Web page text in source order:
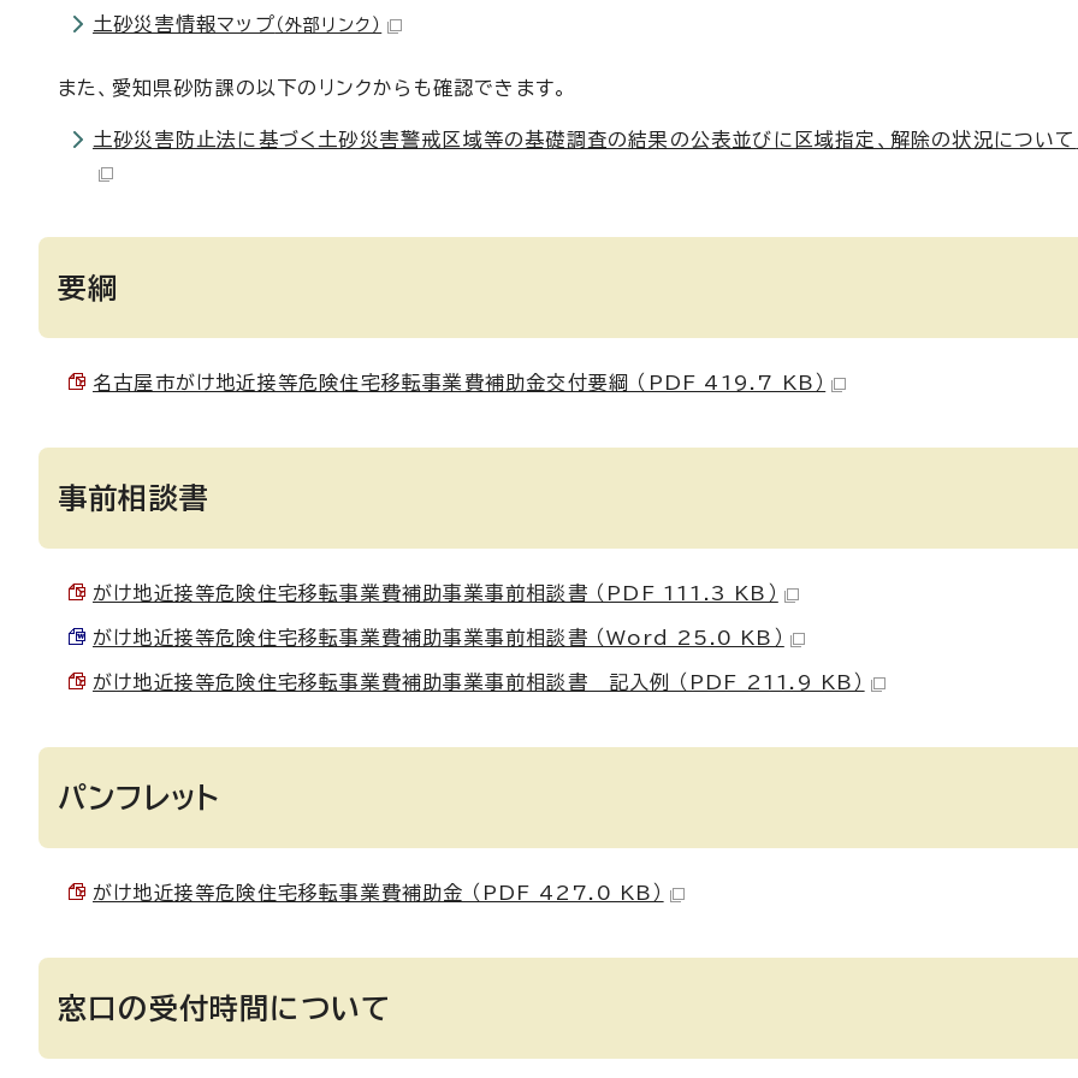
土砂災害情報マップ （外部リンク）
また、愛知県砂防課の以下のリンクからも確認できます。
土砂災害防止法に基づく土砂災害警戒区域等の基礎調査の結果の公表並びに区域指定、解除の状況について
要綱
名古屋市がけ地近接等危険住宅移転事業費補助金交付要綱 （PDF 419.7 KB）
事前相談書
がけ地近接等危険住宅移転事業費補助事業事前相談書 （PDF 111.3 KB）
がけ地近接等危険住宅移転事業費補助事業事前相談書 （Word 25.0 KB）
がけ地近接等危険住宅移転事業費補助事業事前相談書 記入例 （PDF 211.9 KB）
パンフレット
がけ地近接等危険住宅移転事業費補助金 （PDF 427.0 KB）
窓口の受付時間について